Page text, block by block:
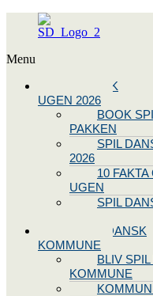
Menu
SPIL DANSK
UGEN 2026
BOOK
PAKKEN
SPIL
2026
10
UGEN
SPIL
BLIV SPIL DANSK
KOMMUNE
BLIV
KOMMUNE